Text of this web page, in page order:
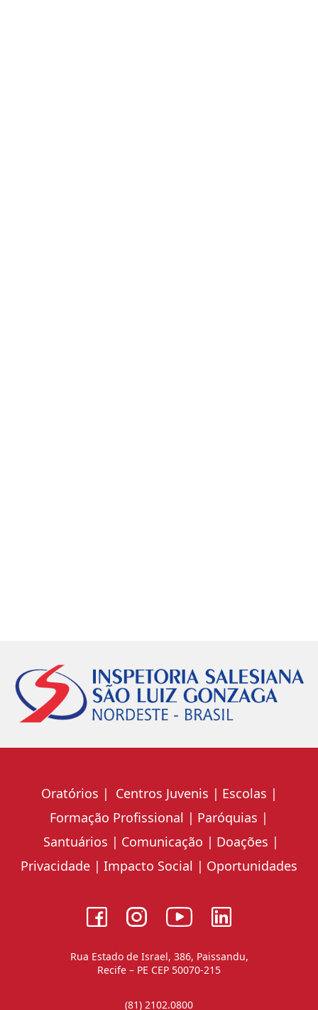
Oratórios Centros Juvenis
Escolas
Formação Profissional
Paróquias
Santuários
Comunicação
Doações
Privacidade
Impacto Social Oportunidades
Rua Estado de Israel, 386, Paissandu,
Recife – PE CEP 50070-215
(81) 2102.0800